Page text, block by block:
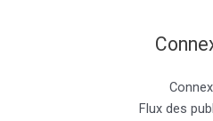
Flux des